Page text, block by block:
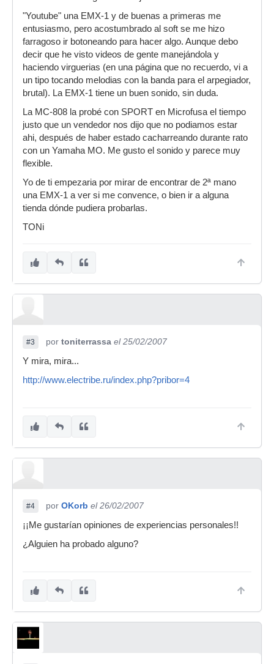
"Youtube" una EMX-1 y de buenas a primeras me
entusiasmo, pero acostumbrado al soft se me hizo
farragoso ir botoneando para hacer algo. Aunque debo
decir que he visto videos de gente manejándola y
haciendo virguerias (en una página que no recuerdo, vi a
un tipo tocando melodias con la banda para el arpegiador,
brutal). La EMX-1 tiene un buen sonido, sin duda.
La MC-808 la probé con SPORT en Microfusa el tiempo
justo que un vendedor nos dijo que no podiamos estar
ahi, después de haber estado cacharreando durante rato
con un Yamaha MO. Me gusto el sonido y parece muy
flexible.
Yo de ti empezaria por mirar de encontrar de 2ª mano
una EMX-1 a ver si me convence, o bien ir a alguna
tienda dónde pudiera probarlas.
TONi
#3 por toniterrassa el 25/02/2007
Y mira, mira...
http://www.electribe.ru/index.php?pribor=4
#4 por OKorb el 26/02/2007
¡¡Me gustarían opiniones de experiencias personales!!
¿Alguien ha probado alguno?